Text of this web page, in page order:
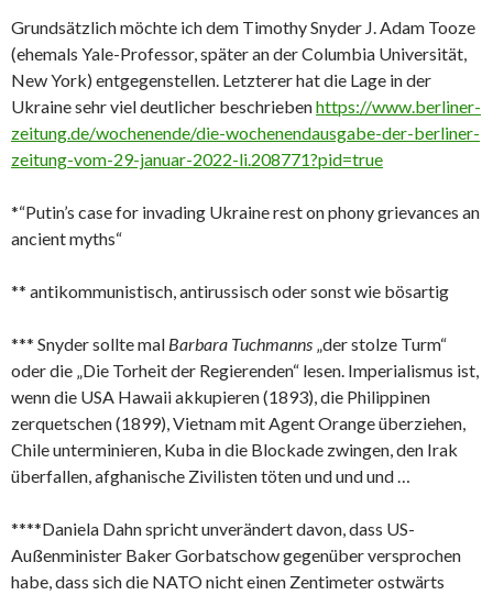
Grundsätzlich möchte ich dem Timothy Snyder J. Adam Tooze
(ehemals Yale-Professor, später an der Columbia Universität,
New York) entgegenstellen. Letzterer hat die Lage in der
Ukraine sehr viel deutlicher beschriebenhttps://www.berliner-
zeitung.de/wochenende/die-wochenendausgabe-der-berliner-
zeitung-vom-29-januar-2022-li.208771?pid=true
*“Putin’s case for invading Ukraine rest on phony grievances an
ancient myths“
** antikommunistisch, antirussisch oder sonst wie bösartig
*** Snyder sollte mal Barbara Tuchmanns „der stolze Turm“
oder die „Die Torheit der Regierenden“ lesen. Imperialismus ist,
wenn die USA Hawaii akkupieren (1893), die Philippinen
zerquetschen (1899), Vietnam mit Agent Orange überziehen,
Chile unterminieren, Kuba in die Blockade zwingen, den Irak
überfallen, afghanische Zivilisten töten und und und …
****Daniela Dahn spricht unverändert davon, dass US-
Außenminister Baker Gorbatschow gegenüber versprochen
habe, dass sich die NATO nicht einen Zentimeter ostwärts